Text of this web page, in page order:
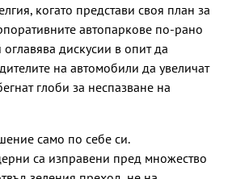
когато представи своя план за
автопаркове по-рано
оглавява дискусии в опит да
на автомобили да увеличат
глоби за неспазване на
само по себе си.
са изправени пред множество